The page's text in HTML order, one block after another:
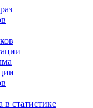
в статистике